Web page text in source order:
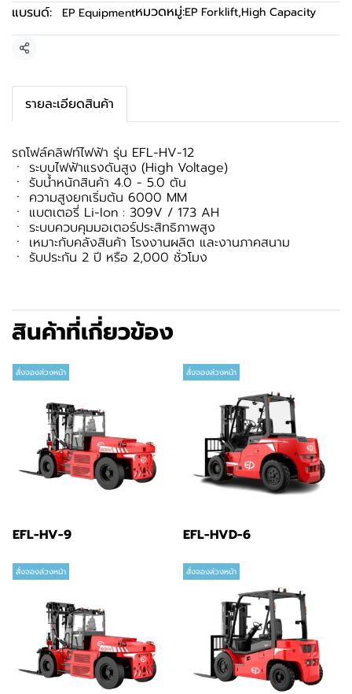
แบรนด์:
EP Equipmentหมวดหมู่:EP Forklift,High Capacity
แชร์
รายละเอียดสินค้า
รถโฟล์คลิฟท์ไฟฟ้า รุ่น EFL-HV-12
ㆍ ระบบไฟฟ้าแรงดันสูง (High Voltage)
ㆍ รับน้ำหนักสินค้า 4.0 - 5.0 ตัน
ㆍ ความสูงยกเริ่มต้น 6000 MM
ㆍ แบตเตอรี่ Li-Ion : 309V / 173 AH
ㆍ ระบบควบคุมมอเตอร์ประสิทธิภาพสูง
ㆍ เหมาะกับคลังสินค้า โรงงานผลิต และงานภาคสนาม
ㆍ รับประกัน 2 ปี หรือ 2,000 ชั่วโมง
สินค้าที่เกี่ยวข้อง
สั่งจองล่วงหน้า
EFL-HV-9
สั่งจองล่วงหน้า
EFL-HVD-6
สั่งจองล่วงหน้า สั่งจองล่วงหน้า